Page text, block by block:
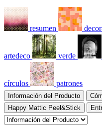
resumen
artedeco verde
círculos patrones
Información del Producto
Happy Mattic Peel&Stick